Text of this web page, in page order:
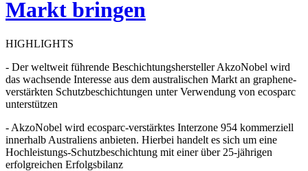
Markt bringen
HIGHLIGHTS
- Der weltweit führende Beschichtungshersteller AkzoNobel wird
das wachsende Interesse aus dem australischen Markt an graphene-
verstärkten Schutzbeschichtungen unter Verwendung von ecosparc
unterstützen
- AkzoNobel wird ecosparc-verstärktes Interzone 954 kommerziell
innerhalb Australiens anbieten. Hierbei handelt es sich um eine
Hochleistungs-Schutzbeschichtung mit einer über 25-jährigen
erfolgreichen Erfolgsbilanz